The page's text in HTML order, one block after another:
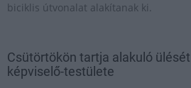
biciklis útvonalat alakítanak ki.
Csütörtökön tartja alakuló
képviselő-testülete